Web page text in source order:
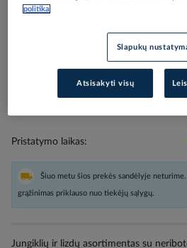
gallery
EAN kodas
Įtraukti į palyginimą
Pristatymo laikas
Šiuo metu šios prekės sandėlyje neturime.
grąžinimas priklauso nuo tiekėjų sąlygų.
Jungiklių ir lizdų asortimentas su
politika
Slapukų
Atsisakyti visų